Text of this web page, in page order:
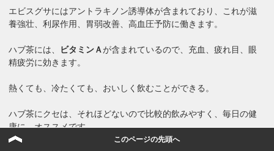
エビスグサにはアントラキノン誘導体が含まれており、これが滋
養強壮、利尿作用、胃弱改善、高血圧予防に働きます。
ハブ茶には、 ビタミンＡが含まれているので、充血、疲れ目、眼
精疲労に効きます。
熱くても、冷たくても、おいしく飲むことができる。
ハブ茶にクセは、それほどないので比較的飲みやすく、毎日の健
康に、オススメです。
このページの先頭へ